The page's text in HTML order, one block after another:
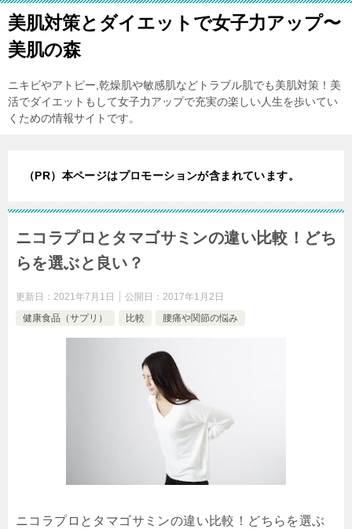
美肌対策とダイエットで女子力アップ〜
美肌の森
ニキビやアトピー,乾燥肌や敏感肌などトラブル肌でも美肌対策！美
活でダイエットもして女子力アップで充実の楽しい人生を歩いてい
くための情報サイトです。
（PR）本ページはプロモーションが含まれています。
ニコラプロとタマゴサミンの違い比較！どち
らを選ぶと良い？
更新日： 2021年7月1日 公開日： 2017年1月2日
健康食品（サプリ）
比較 腰痛や関節の悩み
ニコラプロとタマゴサミンの違い比較！どちらを選ぶ